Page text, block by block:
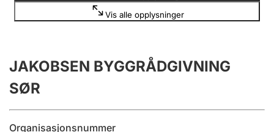
Årsregnskap
Innsending og forsinkelsesgebyr
Vis alle opplysninger
JAKOBSEN BYGGRÅDGIVNING
SØR
Organisasjonsnummer